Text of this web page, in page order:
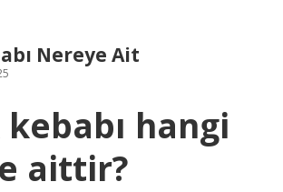
Nereye Ait
hangi
aittir?